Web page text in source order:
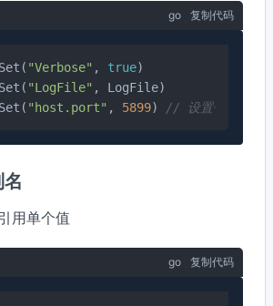
go 复制代码
"Verbose" , true)
"LogFile" , LogFile)
"host.port" , 5899) // 设置子集
用单个值
go 复制代码